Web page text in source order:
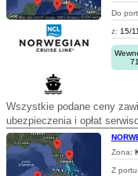
Do
z: 15/
Wszystkie podane ceny
ubezpieczenia i opłat
Zona:
Z portu: